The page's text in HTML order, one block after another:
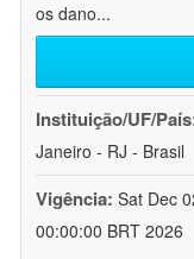
os dano...
Instituição/UF/
Janeiro - RJ - Brasil
Vigência: Sat Dec
00:00:00 BRT 2026